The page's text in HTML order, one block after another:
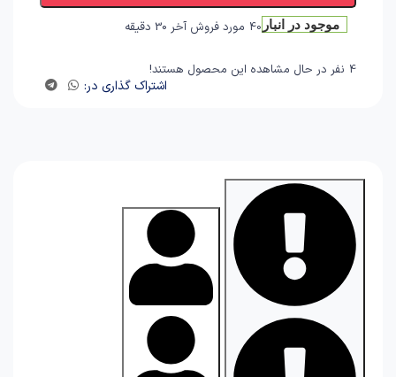
موجود در انبار 40 مورد فروش آخر 30 دقیقه
4 نفر در حال مشاهده این محصول هستند!
اشتراک گذاری در: